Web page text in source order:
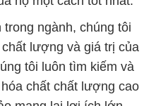
ngành, chúng tôi
lượng và giá trị của
tôi luôn tìm kiếm và
chất chất lượng cao